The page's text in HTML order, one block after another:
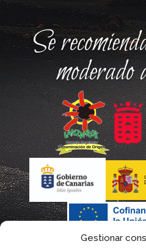
Gestionar
Se
moderado